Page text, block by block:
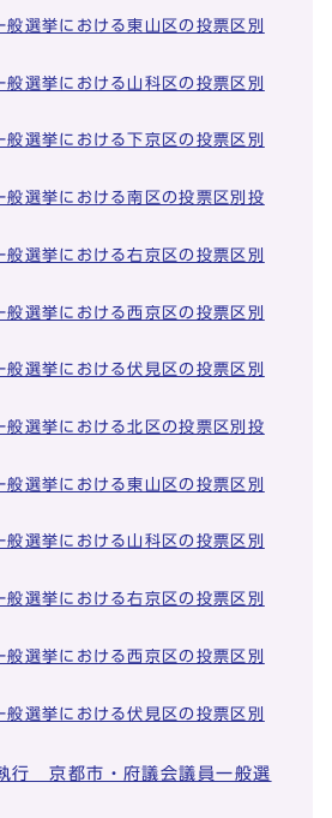
般選挙における東山区の投票区別
般選挙における山科区の投票区別
般選挙における下京区の投票区別
般選挙における南区の投票区別投
般選挙における右京区の投票区別
選挙における西京区の投票区別
般選挙における伏見区の投票区別
般選挙における北区の投票区別投
般選挙における東山区の投票区別
般選挙における山科区の投票区別
般選挙における右京区の投票区別
般選挙における西京区の投票区別
選挙における伏見区の投票区別
行 京都市・府議会議員一般選